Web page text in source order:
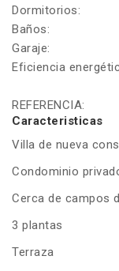
Dormitorios:
Baños:
Garaje:
Eficiencia
REFERENCIA:
Caracteristicas
Villa de nueva
Condominio
Cerca de campos
3 plantas
Terraza